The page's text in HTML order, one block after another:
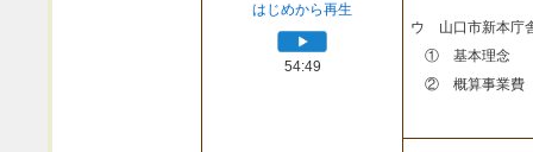
はじめから再生
54:49
ウ 山口市新本庁
① 基本理念
② 概算事業費